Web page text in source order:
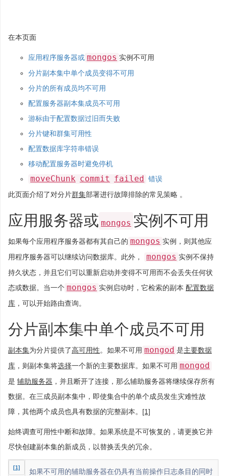
在本页面
应用程序服务器或 mongos 实例不可用
分片副本集中单个成员变得不可用
分片的所有成员均不可用
配置服务器副本集成员不可用
游标由于配置数据过旧而失败
分片键和群集可用性
配置数据库字符串错误
移动配置服务器时避免停机
moveChunk commit failed 错误
此页面介绍了对分片群集部署进行故障排除的常见策略 。
应用服务器或 mongos 实例不可用
如果每个应用程序服务器都有其自己的 mongos 实例，则其他应
用程序服务器可以继续访问数据库。此外，
mongos 实例不保持
持久状态，并且它们可以重新启动并变得不可用而不会丢失任何状
态或数据。当一个 mongos 实例启动时，它检索的副本 配置数据
库 ，可以开始路由查询。
分片副本集中单个成员不可用
副本集为分片提供了高可用性。如果不可用 mongod 是主要数据
库 ，则副本集将选择一个新的主要数据库。如果不可用 mongod
是 辅助服务器 ，并且断开了连接，那么辅助服务器将继续保存所有
数据。在三成员副本集中，即使集合中的单个成员发生灾难性故
障，其他两个成员也具有数据的完整副本。 [1]
始终调查可用性中断和故障。如果系统是不可恢复的，请更换它并
尽快创建副本集的新成员，以替换丢失的冗余。
[1]
如果不可用的辅助服务器在仍具有当前操作日志条目的同时